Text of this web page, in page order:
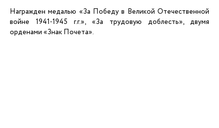
Награжден медалью «За Победу в Великой Отечественной
войне 1941-1945 г.г.», «За трудовую доблесть», двумя
орденами «Знак Почета».